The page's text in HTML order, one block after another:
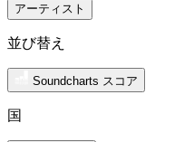
アーティスト
並び替え
Soundcharts スコア
国